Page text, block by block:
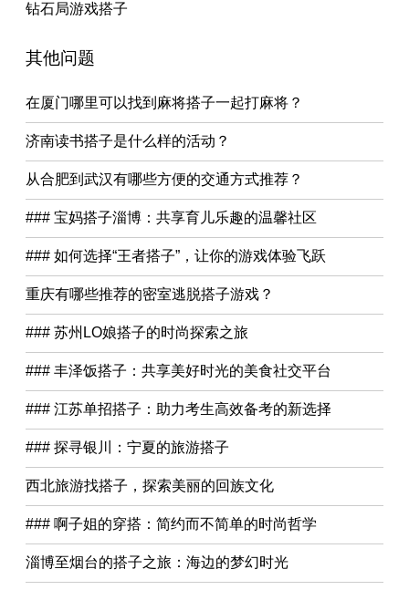
钻石局游戏搭子
其他问题
在厦门哪里可以找到麻将搭子一起打麻将？
济南读书搭子是什么样的活动？
从合肥到武汉有哪些方便的交通方式推荐？
### 宝妈搭子淄博：共享育儿乐趣的温馨社区
### 如何选择“王者搭子”，让你的游戏体验飞跃
重庆有哪些推荐的密室逃脱搭子游戏？
### 苏州LO娘搭子的时尚探索之旅
### 丰泽饭搭子：共享美好时光的美食社交平台
### 江苏单招搭子：助力考生高效备考的新选择
### 探寻银川：宁夏的旅游搭子
西北旅游找搭子，探索美丽的回族文化
### 啊子姐的穿搭：简约而不简单的时尚哲学
淄博至烟台的搭子之旅：海边的梦幻时光